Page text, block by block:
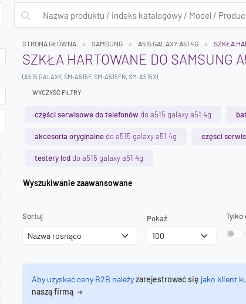
STRONA GŁÓWNA SAMSUNG A515 GALAXY A51 4G SZKŁA
SZKŁA HARTOWANE DO SAMSUNG
(A515 GALAXY, SM-A515F, SM-A515FN, SM-A515X)
WYCZYŚĆ FILTRY
części serwisowe do telefonów do a515 galaxy a51 4g
akcesoria oryginalne do a515 galaxy a51 4g części
testery lcd do a515 galaxy a51 4g
Wyszukiwanie zaawansowane
Sortuj Pokaż Tylko
Aby uzyskać ceny B2B należyzarejestrować się jako klient
naszą firmą